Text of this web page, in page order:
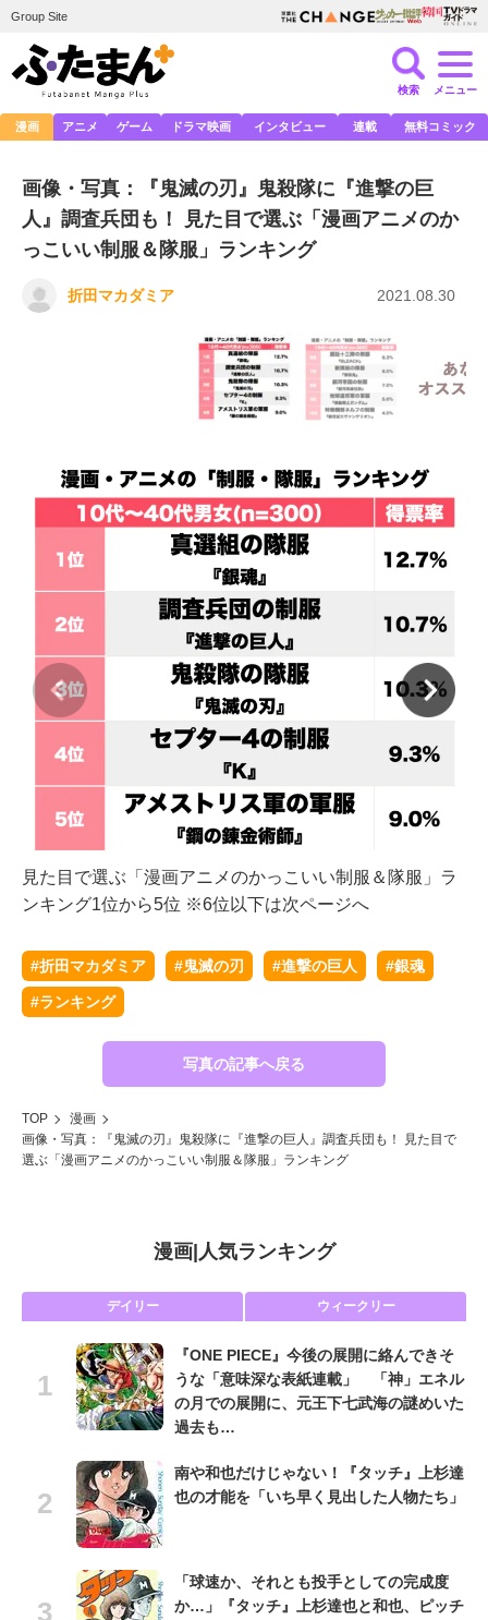
Group Site
検索 メニュー
漫画 アニメ ゲーム ドラマ映画 インタビュー 連載 無料コミック
画像・写真：『鬼滅の刃』鬼殺隊に『進撃の巨
人』調査兵団も！ 見た目で選ぶ「漫画アニメのか
っこいい制服＆隊服」ランキング
折田マカダミア 2021.08.30
見た目で選ぶ「漫画アニメのかっこいい制服＆隊服」ラ
ンキング1位から5位 ※6位以下は次ページへ
#折田マカダミア #鬼滅の刃 #進撃の巨人 #銀魂
#ランキング
写真の記事へ戻る
TOP
漫画
画像・写真：『鬼滅の刃』鬼殺隊に『進撃の巨人』調査兵団も！ 見た目で
選ぶ「漫画アニメのかっこいい制服＆隊服」ランキング
漫画| 人気ランキング
デイリー ウィークリー
『ONE PIECE』今後の展開に絡んできそ
うな「意味深な表紙連載」 「神」エネル
の月での展開に、元王下七武海の謎めいた
過去も…
南や和也だけじゃない！『タッチ』上杉達
也の才能を「いち早く見出した人物たち」
「球速か、それとも投手としての完成度
か…」『タッチ』上杉達也と和也、ピッチ